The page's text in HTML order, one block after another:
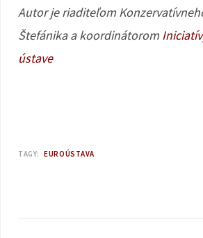
Autor je riaditeľom
Štefánika a koordinátorom
ústave
TAGY: EUROÚSTAVA